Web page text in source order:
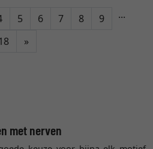
5 6 7 8 9 ...
»Verder
met nerven